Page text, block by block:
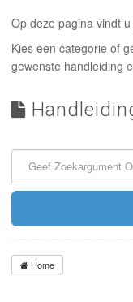
Op deze pagina vindt
Kies een categorie of
gewenste handleiding
Home